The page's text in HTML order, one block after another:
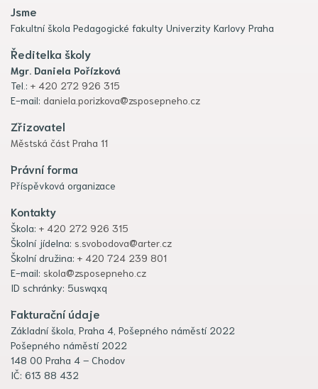
Jsme
Fakultní škola Pedagogické fakulty Univerzity Karlovy Praha
Ředitelka školy
Mgr. Daniela Pořízková
Tel.: + 420 272 926 315
E-mail: daniela.porizkova@zsposepneho.cz
Zřizovatel
Městská část Praha 11
Právní forma
Příspěvková organizace
Kontakty
Škola: + 420 272 926 315
Školní jídelna: s.svobodova@arter.cz
Školní družina: + 420 724 239 801
E-mail: skola@zsposepneho.cz
ID schránky: 5uswqxq
Fakturační údaje
Základní škola, Praha 4, Pošepného náměstí 2022
Pošepného náměstí 2022
148 00 Praha 4 – Chodov
IČ: 613 88 432